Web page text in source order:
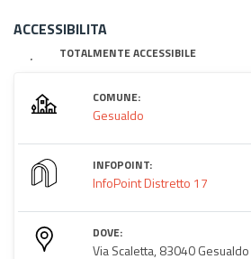
ACCESSIBILITA
TOTALMENTE ACCESSIBILE
COMUNE:
Gesualdo
INFOPOINT:
InfoPoint Distretto 17
DOVE:
Via Scaletta, 83040 Gesualdo